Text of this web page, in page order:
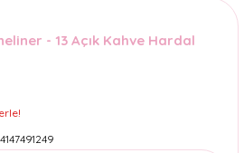
- 13 Açık Kahve Hardal